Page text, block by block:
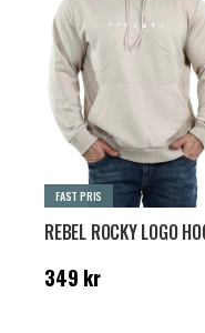
FAST PRIS
Pris: 349 kr
349 kr